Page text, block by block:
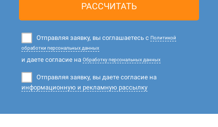
РАССЧИТАТЬ
Отправляя заявку, вы соглашаетесь с Политикой
обработки персональных данных
и даете согласие на Обработку персональных данных
Отправляя заявку, вы даете согласие на
информационную и рекламную рассылку